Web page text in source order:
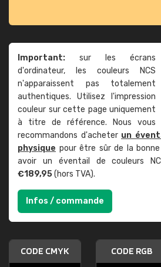
Important: sur les écrans
d'ordinateur, les couleurs NCS
n'apparaissent pas totalement
authentiques. Utilisez l'impression
couleur sur cette page uniquement
à titre de référence. Nous vous
recommandons d'acheter un
physique pour être sûr de la
avoir un éventail de couleurs
€189,95(hors TVA).
Infos / commande
CODE CMYK CODE RGB